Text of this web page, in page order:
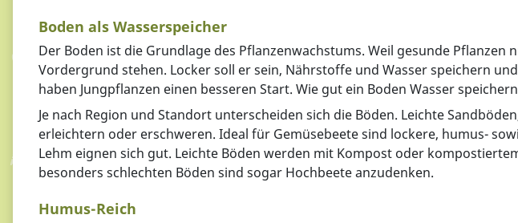
Boden als Wasserspeicher
Der Boden ist die Grundlage des Pflanzenwachstums. Weil gesunde
Vordergrund stehen. Locker soll er sein, Nährstoffe und Wasser speichern
haben Jungpflanzen einen besseren Start. Wie gut ein Boden Wasser
Je nach Region und Standort unterscheiden sich die Böden. Leichte
erleichtern oder erschweren. Ideal für Gemüsebeete sind lockere, humus-
Lehm eignen sich gut. Leichte Böden werden mit Kompost oder
besonders schlechten Böden sind sogar Hochbeete anzudenken.
Humus-Reich